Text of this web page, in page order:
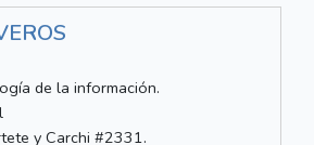
de la información.
y Carchi #2331.